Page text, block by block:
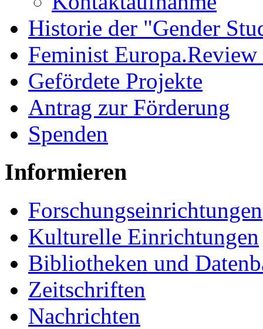
Historie der "Gender
Feminist
Gefördete Projekte
Antrag zur Förderung
Spenden
Informieren
Forschungseinrichtungen
Kulturelle Einrichtungen
Bibliotheken und
Zeitschriften
Nachrichten